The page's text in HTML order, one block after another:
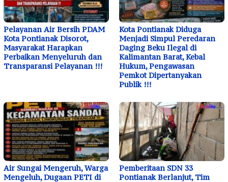
Pelayanan Air Bersih PDAM
Kota Pontianak Disorot,
Masyarakat Harapkan
Perbaikan Menyeluruh dan
Transparansi Pelayanan !!!
Kota Pontianak Diduga
Menjadi Simpul Peredaran
Daging Beku Ilegal di
Kalimantan Barat, Kebal
Hukum, Pengawasan
Pemkot Dipertanyakan
Publik !!!
Air Sungai Mengeruh, Warga
Mengeluh, Dugaan PETI di
Pemberitaan SDN 33
Pontianak Berlanjut, Tim